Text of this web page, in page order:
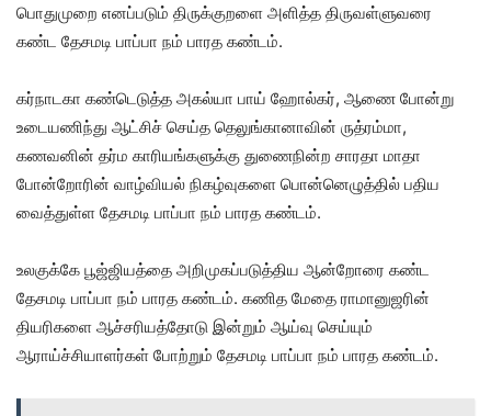
பொதுமுறை எனப்படும் திருக்குறளை அளித்த திருவள்ளுவரை
கண்ட தேசமடி பாப்பா நம் பாரத கண்டம்.
கர்நாடகா கண்டெடுத்த அகல்யா பாய் ஹோல்கர், ஆணை போன்று
உடையணிந்து ஆட்சிச் செய்த தெலுங்கானாவின் ருத்ரம்மா,
கணவனின் தர்ம காரியங்களுக்கு துணைநின்ற சாரதா மாதா
போன்றோரின் வாழ்வியல் நிகழ்வுகளை பொன்னெழுத்தில் பதிய
வைத்துள்ள தேசமடி பாப்பா நம் பாரத கண்டம்.
உலகுக்கே பூஜ்ஜியத்தை அறிமுகப்படுத்திய ஆன்றோரை கண்ட
தேசமடி பாப்பா நம் பாரத கண்டம். கணித மேதை ராமானுஜரின்
தியரிகளை ஆச்சரியத்தோடு இன்றும் ஆய்வு செய்யும்
ஆராய்ச்சியாளர்கள் போற்றும் தேசமடி பாப்பா நம் பாரத கண்டம்.